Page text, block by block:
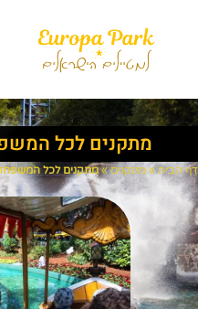
מתקנים לכל
דף הבית» מתקנים»מתקנים לכל המשפחה